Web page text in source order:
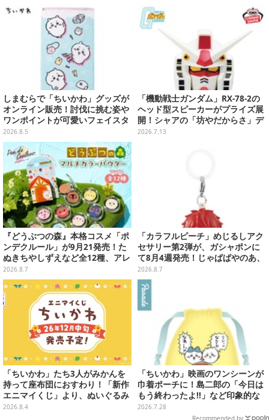
しまむらで「ちいかわ」グッズが
オンライン販売！討伐に挑む姿や
ワンポイントが可愛いフェイスタ
オル、バスマットなど全14種
2026.8.5
「機動戦士ガンダム」RX-78-2の
ヘッド型スピーカーがプライズ展
開！シャアの「坊やだからさ」デ
ザインなどオシャレなグラス3種
2026.7.13
『どうぶつの森』本格コスメ「ポ
ンデクルール」が9月21発売！た
ぬきちやしずえなど全12種、アレ
ンジできるリアクションシールも
付属
2026.8.7
「カラフルピーチ」めじるしアク
セサリー第2弾が、ガシャポンに
て8月4週発売！じゃぱぱやのあ、
シヴァたちメンバー11名分ライン
ナップ
2026.8.7
「ちいかわ」たち3人がみかんを
持って座布団におすわり！「新作
エニマイくじ」より、ぬいぐるみ
画像が初公開
2026.8.4
「ちいかわ」映画のワンシーンが
巾着ポーチに！島二郎の「今日は
もう終わったよ!!」など印象的な
全6種がカプセルトイにて発売
2026.7.28
Recommended by